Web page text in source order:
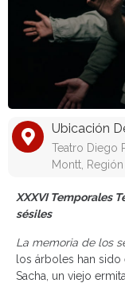
Ubicación
Teatro Diego
Montt,
XXXVI Temporales
sésiles
La memoria de los
los árboles han
Sacha, un viejo